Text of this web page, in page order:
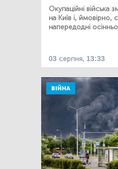
Окупаційні війська
на Київ і, ймовірно,
напередодні
03 серпня, 13:33
ВІЙНА